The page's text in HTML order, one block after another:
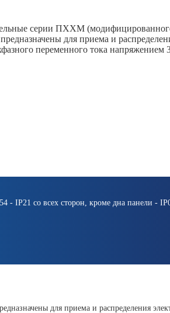
серии ПХХМ
для приема и
переменного тока напряжением
- IP21 со всех сторон, кроме дна панели -
для приема и распределения